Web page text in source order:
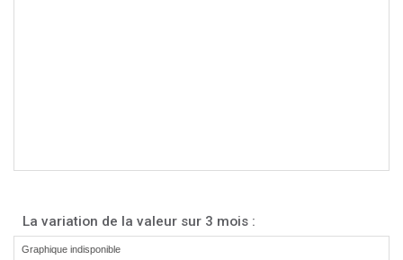
La variation de la valeur sur 3 mois :